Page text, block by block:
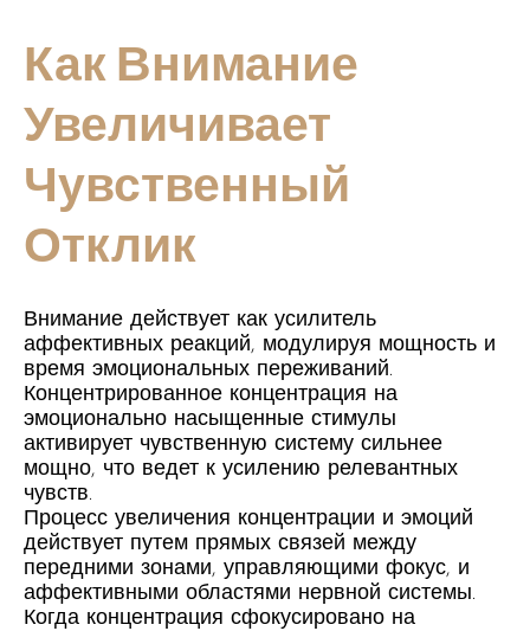
Как Внимание
Увеличивает
Чувственный
Отклик
Внимание действует как усилитель
аффективных реакций, модулируя мощность и
время эмоциональных переживаний.
Концентрированное концентрация на
эмоционально насыщенные стимулы
активирует чувственную систему сильнее
мощно, что ведет к усилению релевантных
чувств.
Процесс увеличения концентрации и эмоций
действует путем прямых связей между
передними зонами, управляющими фокус, и
аффективными областями нервной системы.
Когда концентрация сфокусировано на